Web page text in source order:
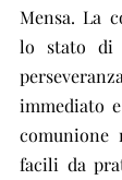
Mensa. La
lo stato di
immediato
facili da